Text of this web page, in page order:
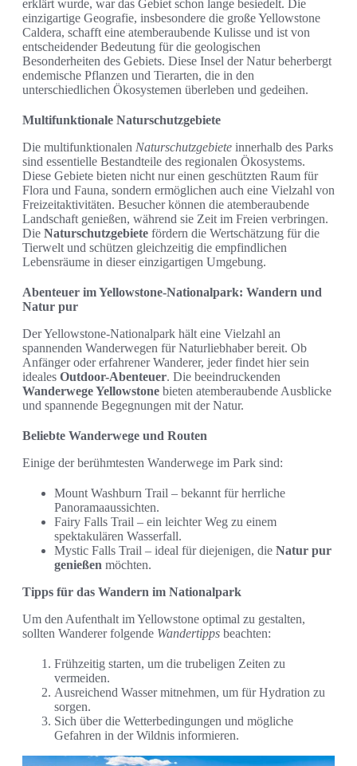
erklärt wurde, war das Gebiet schon lange besiedelt. Die
einzigartige Geografie, insbesondere die große Yellowstone
Caldera, schafft eine atemberaubende Kulisse und ist von
entscheidender Bedeutung für die geologischen
Besonderheiten des Gebiets. Diese Insel der Natur beherbergt
endemische Pflanzen und Tierarten, die in den
unterschiedlichen Ökosystemen überleben und gedeihen.
Multifunktionale Naturschutzgebiete
Die multifunktionalen Naturschutzgebiete innerhalb des Parks
sind essentielle Bestandteile des regionalen Ökosystems.
Diese Gebiete bieten nicht nur einen geschützten Raum für
Flora und Fauna, sondern ermöglichen auch eine Vielzahl von
Freizeitaktivitäten. Besucher können die atemberaubende
Landschaft genießen, während sie Zeit im Freien verbringen.
Die Naturschutzgebiete fördern die Wertschätzung für die
Tierwelt und schützen gleichzeitig die empfindlichen
Lebensräume in dieser einzigartigen Umgebung.
Abenteuer im Yellowstone-Nationalpark: Wandern und
Natur pur
Der Yellowstone-Nationalpark hält eine Vielzahl an
spannenden Wanderwegen für Naturliebhaber bereit. Ob
Anfänger oder erfahrener Wanderer, jeder findet hier sein
ideales Outdoor-Abenteuer. Die beeindruckenden
Wanderwege Yellowstone bieten atemberaubende Ausblicke
und spannende Begegnungen mit der Natur.
Beliebte Wanderwege und Routen
Einige der berühmtesten Wanderwege im Park sind:
Mount Washburn Trail – bekannt für herrliche
Panoramaaussichten.
Fairy Falls Trail – ein leichter Weg zu einem
spektakulären Wasserfall.
Mystic Falls Trail – ideal für diejenigen, die Natur pur
genießen möchten.
Tipps für das Wandern im Nationalpark
Um den Aufenthalt im Yellowstone optimal zu gestalten,
sollten Wanderer folgende Wandertipps beachten:
Frühzeitig starten, um die trubeligen Zeiten zu
vermeiden.
Ausreichend Wasser mitnehmen, um für Hydration zu
sorgen.
Sich über die Wetterbedingungen und mögliche
Gefahren in der Wildnis informieren.